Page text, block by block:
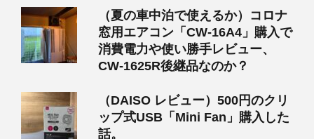
（夏の車中泊で使えるか）コロナ
窓用エアコン「CW-16A4」購入で
消費電力や使い勝手レビュー、
CW-1625R後継品なのか？
（DAISO レビュー）500円のクリ
ップ式USB「Mini Fan」購入した
話。